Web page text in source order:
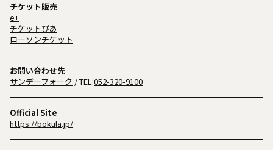
チケット販売
e+
チケットぴあ
ローソンチケット
お問い合わせ先
サンデーフォーク / TEL:052-320-9100
Official Site
https://bokula.jp/